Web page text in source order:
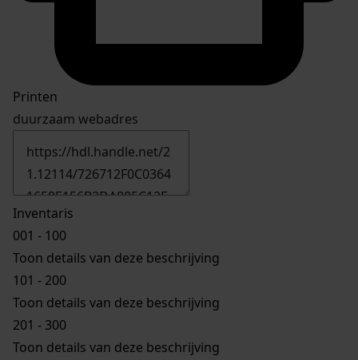
Printen
duurzaam webadres
Inventaris
001 - 100
Toon details van deze beschrijving
101 - 200
Toon details van deze beschrijving
201 - 300
Toon details van deze beschrijving